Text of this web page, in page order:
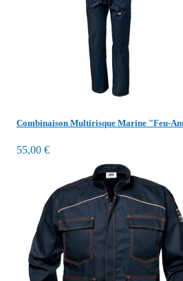
Combinaison Multirisque Marine "Feu-
55,00 €